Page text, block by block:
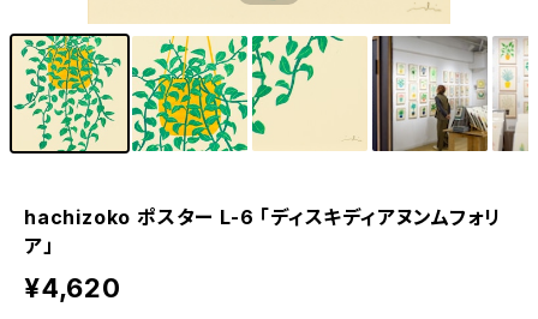
hachizoko ポスター L-6 「ディスキディアヌンムフォリ
ア」
¥4,620